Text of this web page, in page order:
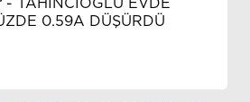
- TAHİNCİOĞLU EVDE
0.59A DÜŞÜRDÜ